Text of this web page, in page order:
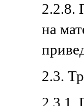
2.2.8.
на
2.3.
2.3.1.